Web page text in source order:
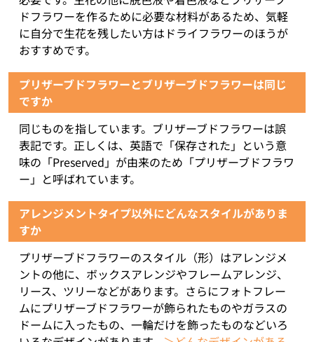
ドフラワーを作るために必要な材料があるため、気軽
に自分で生花を残したい方はドライフラワーのほうが
おすすめです。
プリザーブドフラワーとブリザーブドフラワーは同じ
ですか
同じものを指しています。ブリザーブドフラワーは誤
表記です。正しくは、英語で「保存された」という意
味の「Preserved」が由来のため「プリザーブドフラワ
ー」と呼ばれています。
アレンジメントタイプ以外にどんなスタイルがありま
すか
プリザーブドフラワーのスタイル（形）はアレンジメ
ントの他に、ボックスアレンジやフレームアレンジ、
リース、ツリーなどがあります。さらにフォトフレー
ムにプリザーブドフラワーが飾られたものやガラスの
ドームに入ったもの、一輪だけを飾ったものなどいろ